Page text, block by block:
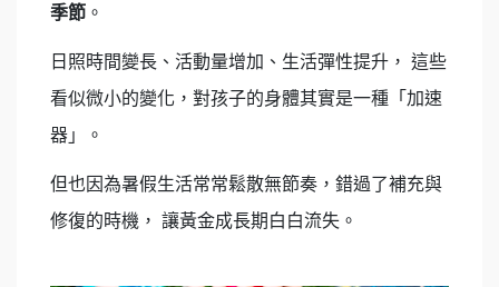
季節 。
日照時間變長、活動量增加、生活彈性提升， 這些
看似微小的變化，對孩子的身體其實是一種「加速
器」。
但也因為暑假生活常常鬆散無節奏，錯過了補充與
修復的時機， 讓黃金成長期白白流失。